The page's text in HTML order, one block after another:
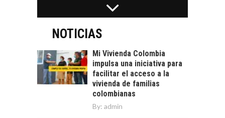
pymes en Chile:
alternativas que
crédito…
EL CRECIMIENTO DE
LOS SERVICIOS
DIGITALES
EXPORTADOS DESDE
CHILE
El auge de las
exportaciones de
servicios digitales en
Chile:…
TURISMO EN EL
DESIERTO DE
NOTICIAS
Mi Vivienda Colombia
impulsa una iniciativa para
facilitar el acceso a la
vivienda de familias
colombianas
By: admin